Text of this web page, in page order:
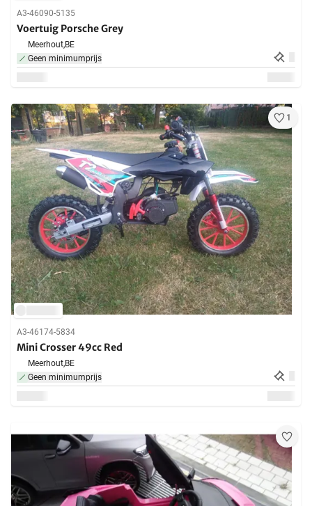
A3-46090-5135
Voertuig Porsche Grey
Meerhout,BE
Geen minimumprijs
1
A3-46174-5834
Mini Crosser 49cc Red
Meerhout,BE
Geen minimumprijs